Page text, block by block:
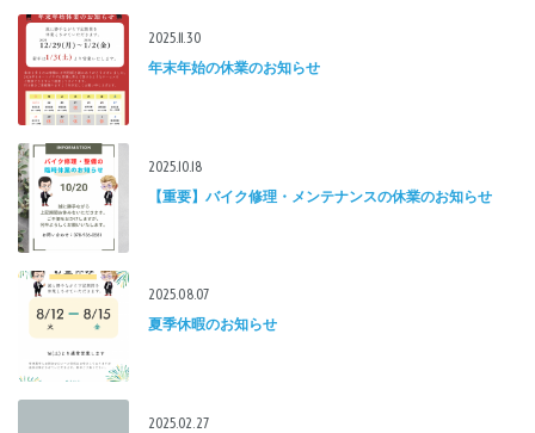
2025.11.30
年末年始の休業のお知らせ
2025.10.18
【重要】バイク修理・メンテナンスの休業のお知らせ
2025.08.07
夏季休暇のお知らせ
2025.02.27